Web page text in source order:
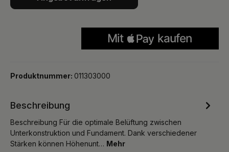
Produktnummer: 011303000
Beschreibung
Beschreibung Für die optimale Belüftung zwischen
Unterkonstruktion und Fundament. Dank verschiedener
Stärken können Höhenunt… Mehr